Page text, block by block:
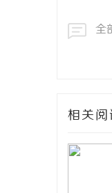
全
相关阅